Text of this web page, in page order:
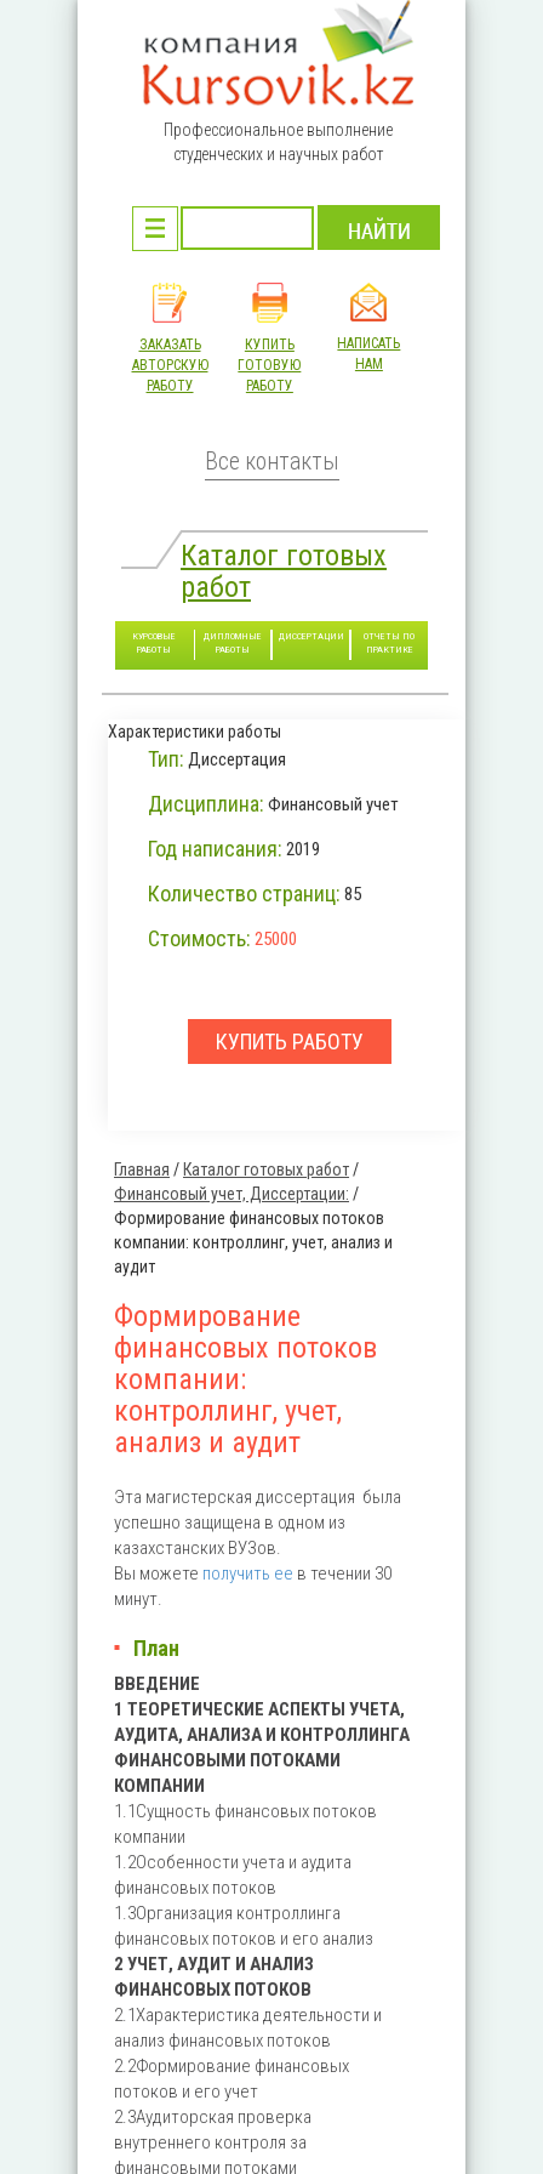
Профессиональное выполнение
студенческих и научных работ
ЗАКАЗАТЬ
АВТОРСКУЮ
РАБОТУ
КУПИТЬ
ГОТОВУЮ
РАБОТУ
НАПИСАТЬ
НАМ
Все контакты
Каталог готовых
работ
КУРСОВЫЕ
РАБОТЫ
ДИПЛОМНЫЕ
РАБОТЫ
ДИССЕРТАЦИИ
ОТЧЕТЫ ПО
ПРАКТИКЕ
Вы здесь
Главная / Каталог готовых работ/
Финансовый учет, Диссертации: /
Формирование финансовых потоков
компании: контроллинг, учет, анализ и
аудит
Формирование
финансовых потоков
компании:
контроллинг, учет,
анализ и аудит
Эта магистерская диссертация была
успешно защищена в одном из
казахстанских ВУЗов.
Вы можете получить ее в течении 30
минут.
План
ВВЕДЕНИЕ
1 ТЕОРЕТИЧЕСКИЕ АСПЕКТЫ УЧЕТА,
АУДИТА, АНАЛИЗА И КОНТРОЛЛИНГА
ФИНАНСОВЫМИ ПОТОКАМИ
КОМПАНИИ
1.1Сущность финансовых потоков
компании
1.2Особенности учета и аудита
финансовых потоков
1.3Организация контроллинга
финансовых потоков и его анализ
2 УЧЕТ, АУДИТ И АНАЛИЗ
ФИНАНСОВЫХ ПОТОКОВ
2.1Характеристика деятельности и
анализ финансовых потоков
2.2Формирование финансовых
потоков и его учет
2.3Аудиторская проверка
внутреннего контроля за
финансовыми потоками
Характеристики работы
Тип: Диссертация
Дисциплина: Финансовый учет
Год написания: 2019
Количество страниц: 85
Стоимость: 25000
КУПИТЬ РАБОТУ